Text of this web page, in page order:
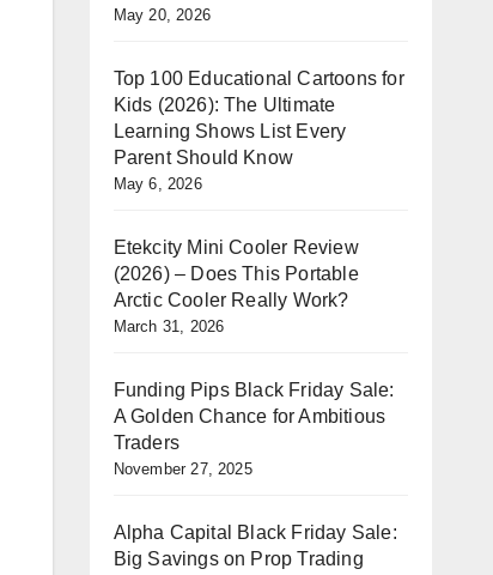
May 20, 2026
Top 100 Educational Cartoons for
Kids (2026): The Ultimate
Learning Shows List Every
Parent Should Know
May 6, 2026
Etekcity Mini Cooler Review
(2026) – Does This Portable
Arctic Cooler Really Work?
March 31, 2026
Funding Pips Black Friday Sale:
A Golden Chance for Ambitious
Traders
November 27, 2025
Alpha Capital Black Friday Sale:
Big Savings on Prop Trading